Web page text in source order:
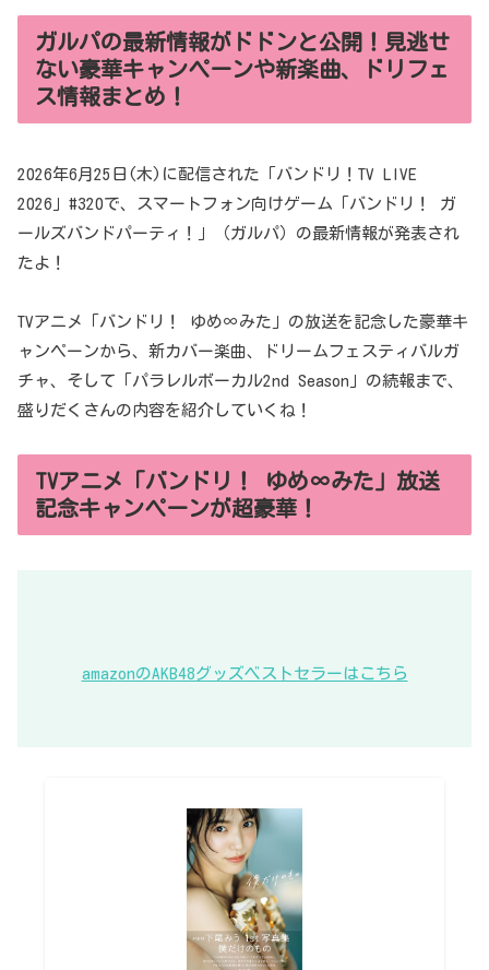
ガルパの最新情報がドドンと公開！見逃せ
ない豪華キャンペーンや新楽曲、ドリフェ
ス情報まとめ！
2026年6月25日(木)に配信された「バンドリ！TV LIVE
2026」#320で、スマートフォン向けゲーム「バンドリ！ ガ
ールズバンドパーティ！」（ガルパ）の最新情報が発表され
たよ！
TVアニメ「バンドリ！ ゆめ∞みた」の放送を記念した豪華キ
ャンペーンから、新カバー楽曲、ドリームフェスティバルガ
チャ、そして「パラレルボーカル2nd Season」の続報まで、
盛りだくさんの内容を紹介していくね！
TVアニメ「バンドリ！ ゆめ∞みた」放送
記念キャンペーンが超豪華！
amazonのAKB48グッズベストセラーはこちら